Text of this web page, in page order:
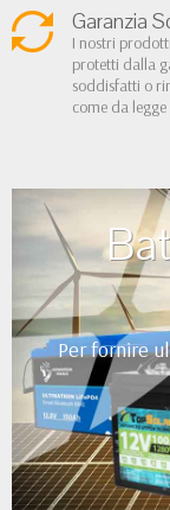
Garanzia
I nostri
protetti dalla
soddisfatti o
come da
Per fornire